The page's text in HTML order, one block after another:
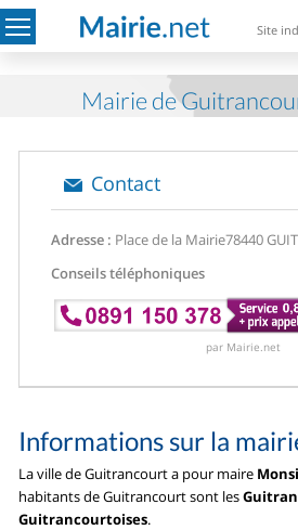
Site
Mairie de
Contact
Adresse : Place de la Mairie78440
Conseils téléphoniques
par Mairie.net
Informations sur la
La ville de Guitrancourt a pour maire
habitants de Guitrancourt sont les
Guitrancourtoises.